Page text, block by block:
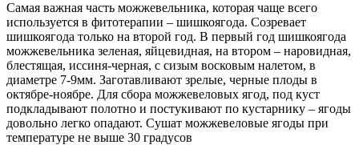
Самая важная часть можжевельника, которая чаще всего
используется в фитотерапии – шишкоягода. Созревает
шишкоягода только на второй год. В первый год шишкоягода
можжевельника зеленая, яйцевидная, на втором – наровидная,
блестящая, иссиня-черная, с сизым восковым налетом, в
диаметре 7-9мм. Заготавливают зрелые, черные плоды в
октябре-ноябре. Для сбора можжевеловых ягод, под куст
подкладывают полотно и постукивают по кустарнику – ягоды
довольно легко опадают. Сушат можжевеловые ягоды при
температуре не выше 30 градусов